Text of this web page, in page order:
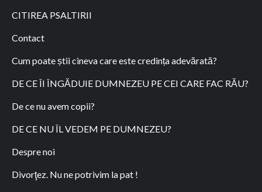
CITIREA PSALTIRII
Contact
Cum poate știi cineva care este credința adevărată?
DE CE ÎI ÎNGĂDUIE DUMNEZEU PE CEI CARE FAC RĂU?
De ce nu avem copii?
DE CE NU ÎL VEDEM PE DUMNEZEU?
Despre noi
Divorţez. Nu ne potrivim la pat !